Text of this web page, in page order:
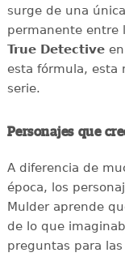
surge de una
permanente entre
True Detectiveen
esta fórmula, esta
serie.
Personajes que
A diferencia de
época, los
Mulder aprende
de lo que
preguntas para